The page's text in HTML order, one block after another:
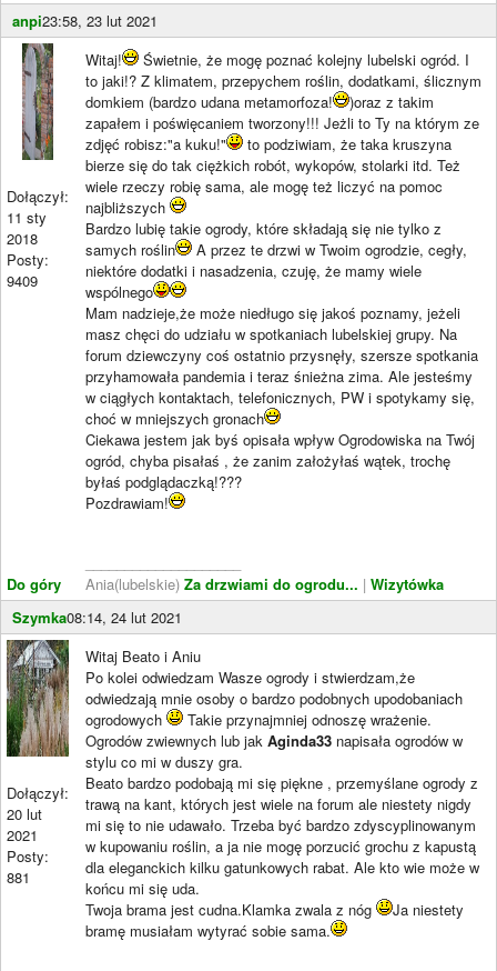
anpi23:58, 23 lut 2021
Dołączył:
11 sty
2018
Posty:
9409
Do góry
Witaj!
Świetnie, że mogę poznać kolejny lubelski ogród. I
to jaki!? Z klimatem, przepychem roślin, dodatkami, ślicznym
domkiem (bardzo udana metamorfoza!
)oraz z takim
zapałem i poświęcaniem tworzony!!! Jeżli to Ty na którym ze
zdjęć robisz:"a kuku!"
to podziwiam, że taka kruszyna
bierze się do tak ciężkich robót, wykopów, stolarki itd. Też
wiele rzeczy robię sama, ale mogę też liczyć na pomoc
najbliższych
Bardzo lubię takie ogrody, które składają się nie tylko z
samych roślin
A przez te drzwi w Twoim ogrodzie, cegły,
niektóre dodatki i nasadzenia, czuję, że mamy wiele
wspólnego
Mam nadzieje,że może niedługo się jakoś poznamy, jeżeli
masz chęci do udziału w spotkaniach lubelskiej grupy. Na
forum dziewczyny coś ostatnio przysnęły, szersze spotkania
przyhamowała pandemia i teraz śnieżna zima. Ale jesteśmy
w ciągłych kontaktach, telefonicznych, PW i spotykamy się,
choć w mniejszych gronach
Ciekawa jestem jak byś opisała wpływ Ogrodowiska na Twój
ogród, chyba pisałaś , że zanim założyłaś wątek, trochę
byłaś podglądaczką!???
Pozdrawiam!
Ania(lubelskie) Za drzwiami do ogrodu... | Wizytówka
Szymka08:14, 24 lut 2021
Dołączył:
20 lut
2021
Posty:
881
Witaj Beato i Aniu
Po kolei odwiedzam Wasze ogrody i stwierdzam,że
odwiedzają mnie osoby o bardzo podobnych upodobaniach
ogrodowych
Takie przynajmniej odnoszę wrażenie.
Ogrodów zwiewnych lub jak Aginda33 napisała ogrodów w
stylu co mi w duszy gra.
Beato bardzo podobają mi się piękne , przemyślane ogrody z
trawą na kant, których jest wiele na forum ale niestety nigdy
mi się to nie udawało. Trzeba być bardzo zdyscyplinowanym
w kupowaniu roślin, a ja nie mogę porzucić grochu z kapustą
dla eleganckich kilku gatunkowych rabat. Ale kto wie może w
końcu mi się uda.
Twoja brama jest cudna.Klamka zwala z nóg
Ja niestety
bramę musiałam wytyrać sobie sama.